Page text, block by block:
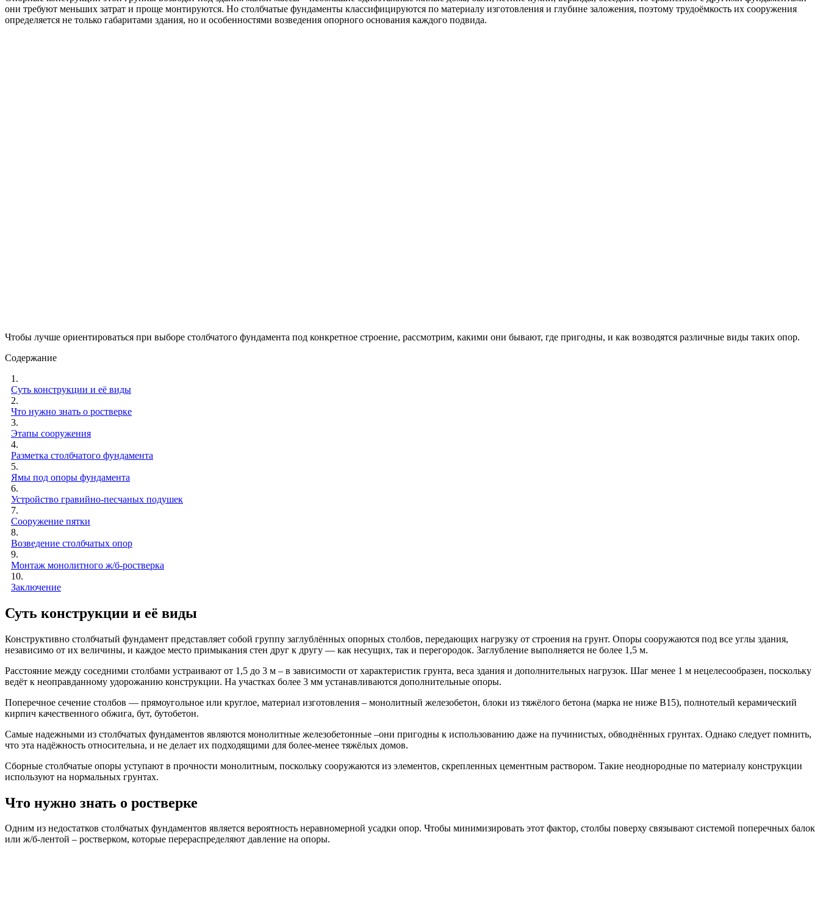
они требуют меньших затрат и проще монтируются. Но столбчатые фундаменты классифицируются по материалу изготовления и глубине заложения, поэтому трудоёмкость их сооружения
определяется не только габаритами здания, но и особенностями возведения опорного основания каждого подвида.
Чтобы лучше ориентироваться при выборе столбчатого фундамента под конкретное строение, рассмотрим, какими они бывают, где пригодны, и как возводятся различные виды таких опор.
Содержание
1.
Суть конструкции и её виды
2.
Что нужно знать о ростверке
3.
Этапы сооружения
4.
Разметка столбчатого фундамента
5.
Ямы под опоры фундамента
6.
Устройство гравийно-песчаных подушек
7.
Сооружение пятки
8.
Возведение столбчатых опор
9.
Монтаж монолитного ж/б-ростверка
10.
Заключение
Суть конструкции и её виды
Конструктивно столбчатый фундамент представляет собой группу заглублённых опорных столбов, передающих нагрузку от строения на грунт. Опоры сооружаются под все углы здания,
независимо от их величины, и каждое место примыкания стен друг к другу — как несущих, так и перегородок. Заглубление выполняется не более 1,5 м.
Расстояние между соседними столбами устраивают от 1,5 до 3 м – в зависимости от характеристик грунта, веса здания и дополнительных нагрузок. Шаг менее 1 м нецелесообразен, поскольку
ведёт к неоправданному удорожанию конструкции. На участках более 3 мм устанавливаются дополнительные опоры.
Поперечное сечение столбов — прямоугольное или круглое, материал изготовления – монолитный железобетон, блоки из тяжёлого бетона (марка не ниже В15), полнотелый керамический
кирпич качественного обжига, бут, бутобетон.
Самые надежными из столбчатых фундаментов являются монолитные железобетонные –они пригодны к использованию даже на пучинистых, обводнённых грунтах. Однако следует помнить,
что эта надёжность относительна, и не делает их подходящими для более-менее тяжёлых домов.
Сборные столбчатые опоры уступают в прочности монолитным, поскольку сооружаются из элементов, скрепленных цементным раствором. Такие неоднородные по материалу конструкции
используют на нормальных грунтах.
Что нужно знать о ростверке
Одним из недостатков столбчатых фундаментов является вероятность неравномерной усадки опор. Чтобы минимизировать этот фактор, столбы поверху связывают системой поперечных балок
или ж/б-лентой – ростверком, которые перераспределяют давление на опоры.